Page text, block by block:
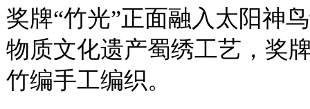
奖牌“竹光”正面融入太阳神
物质文化遗产蜀绣工艺，奖
竹编手工编织。